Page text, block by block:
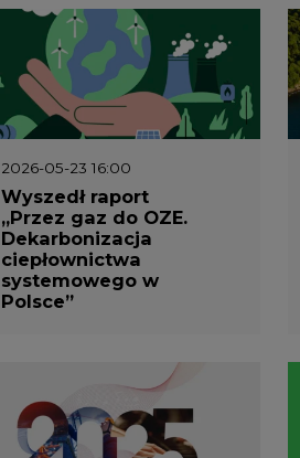
2026-05-23 16:00
Wyszedł raport
„Przez gaz do OZE.
Dekarbonizacja
ciepłownictwa
systemowego w
Polsce”